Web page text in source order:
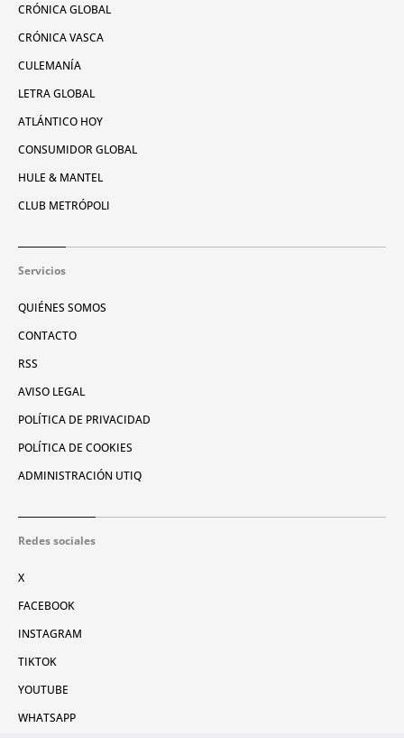
CRÓNICA GLOBAL
CRÓNICA VASCA
CULEMANÍA
LETRA GLOBAL
ATLÁNTICO HOY
CONSUMIDOR GLOBAL
HULE & MANTEL
CLUB METRÓPOLI
Servicios
QUIÉNES SOMOS
CONTACTO
RSS
AVISO LEGAL
POLÍTICA DE PRIVACIDAD
POLÍTICA DE COOKIES
ADMINISTRACIÓN UTIQ
Redes sociales
X
FACEBOOK
INSTAGRAM
TIKTOK
YOUTUBE
WHATSAPP